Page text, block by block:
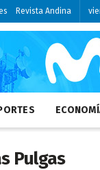
Revista Andina
Pulgas